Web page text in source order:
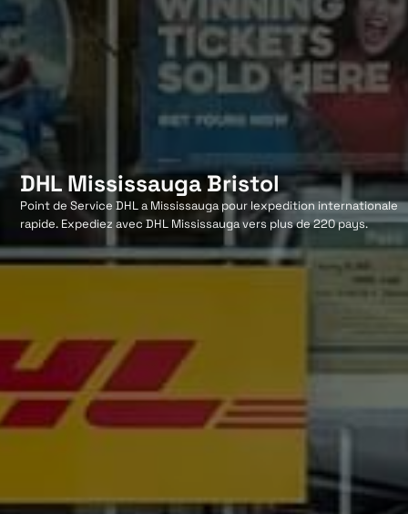
DHL Mississauga Bristol
Point de Service DHL a Mississauga pour lexpedition internationale
rapide. Expediez avec DHL Mississauga vers plus de 220 pays.